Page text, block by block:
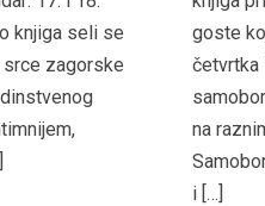
knjiga seli se
srce zagorske
goste
četvrtka
na
i […]